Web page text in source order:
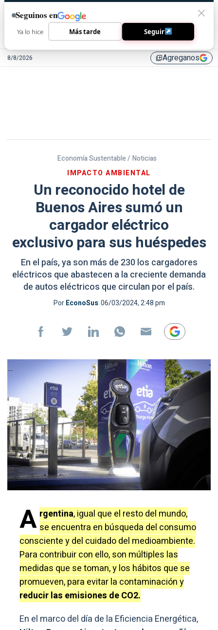
8/8/2026 library_addAgreganos
Economía Sustentable / Noticias
IMPACTO AMBIENTAL
Un reconocido hotel de
Buenos Aires sumó un
cargador eléctrico
exclusivo para sus huéspedes
En el país, ya son más de 230 los cargadores
eléctricos que abastecen a la creciente demanda
de autos eléctricos que circulan por el país.
PorEconoSus 06/03/2024, 2:48 pm
A rgentina, igual que el resto del mundo,
se encuentra en búsqueda del consumo
consciente y del cuidado del medioambiente.
Para contribuir con ello, son múltiples las
medidas que se toman, y los hábitos que se
promueven, para evitar la contaminación y
reducir las emisiones de CO2.
En el marco del día de la Eficiencia Energética,
Seguinos en
Ya lo hice Más tarde Seguir